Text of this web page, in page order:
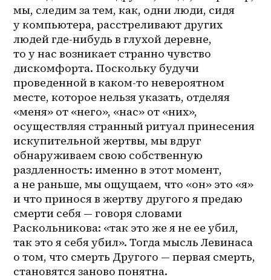
мы, следим за тем, как, одни люди, сидя
у компьютера, расстреливают других
людей где-нибудь в глухой деревне,
то у нас возникает странно чувство
дискомфорта. Поскольку будучи
проведенной в каком-то невероятном
месте, которое нельзя указать, отделяя
«меня» от «него», «нас» от «них»,
осуществляя странный ритуал принесения
искупительной жертвы, мы вдруг
обнаруживаем свою собственную
раздленность: именно в этот момент,
а не раньше, мы ощущаем, что «он» это «я»
и что принося в жертву другого я предаю
смерти себя — говоря словами
Раскольникова: «так это же я не ее убил,
так это я себя убил». Тогда мысль Левинаса
о том, что смерть Другого — первая смерть,
становятся заново понятна.